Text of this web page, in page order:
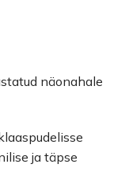
näonahale
ja täpse